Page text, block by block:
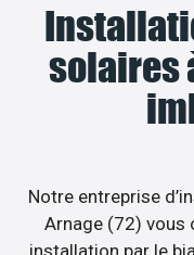
solaires
Notre entreprise
Arnage (72) vous
installation par le